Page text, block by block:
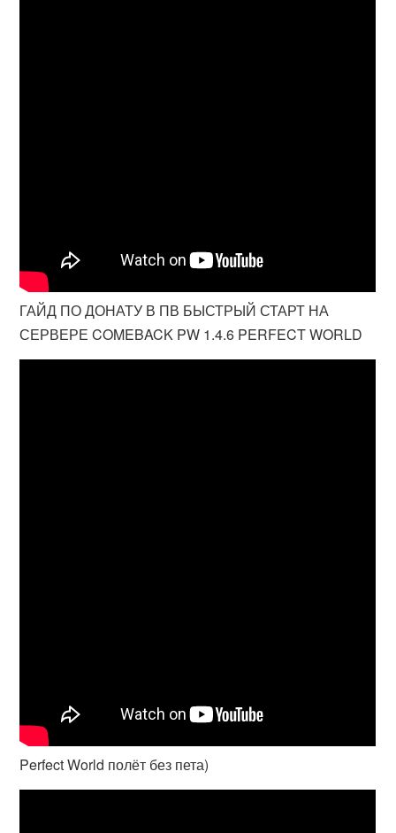
ГАЙД ПО ДОНАТУ В ПВ БЫСТРЫЙ СТАРТ НА
СЕРВЕРЕ COMEBACK PW 1.4.6 PERFECT WORLD
Perfect World полёт без пета)